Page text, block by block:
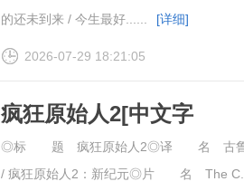
的还未到来 / 今生最好......
[详细]
2026-07-29 18:21:05
疯狂原始人2[中文字
幕
◎标 题 疯狂原始人2◎译 名 古鲁家族
/ 疯狂原始人2：新纪元◎片 名 The